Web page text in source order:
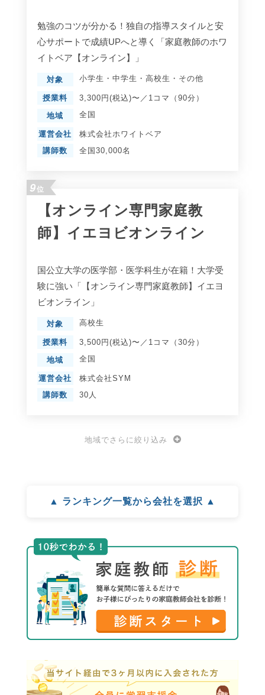
勉強のコツが分かる！独自の指導スタイルと安
心サポートで成績UPへと導く「家庭教師のホワ
イトベア【オンライン】」
対象 小学生 ・ 中学生 ・ 高校生 ・ その他
授業料 3,300円(税込)〜／1コマ（90分）
地域 全国
運営会社
株式会社ホワイトベア
講師数
全国30,000名
9位
【オンライン専門家庭教
師】イエヨビオンライン
国公立大学の医学部・医学科生が在籍！大学受
験に強い「【オンライン専門家庭教師】イエヨ
ビオンライン」
対象 高校生
授業料 3,500円(税込)〜／1コマ（30分）
地域 全国
運営会社
株式会社SYM
講師数
30人
地域でさらに絞り込み
▲ ランキング一覧から会社を選択 ▲